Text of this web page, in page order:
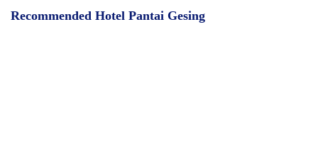
Recommended Hotel Pantai Gesing